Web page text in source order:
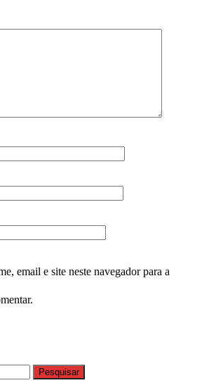
email e site neste navegador para a